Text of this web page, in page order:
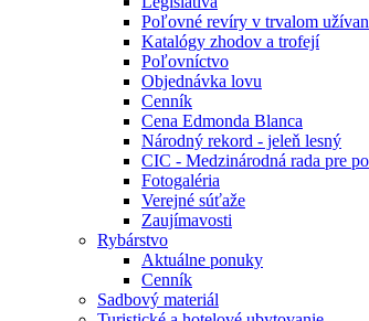
Poľovné revíry v trvalom
Katalógy zhodov a trofejí
Poľovníctvo
Objednávka lovu
Cenník
Cena Edmonda Blanca
Národný rekord - jeleň lesný
CIC - Medzinárodná rada pre
Fotogaléria
Verejné súťaže
Zaujímavosti
Rybárstvo
Aktuálne ponuky
Cenník
Sadbový materiál